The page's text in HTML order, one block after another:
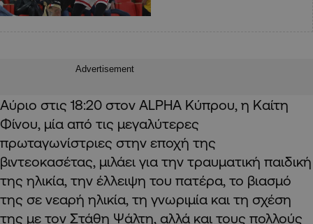
Advertisement
Αύριο στις 18:20 στον ALPHA Κύπρου, η Καίτη
Φίνου, μία από τις μεγαλύτερες
πρωταγωνίστριες στην εποχή της
βιντεοκασέτας, μιλάει για την τραυματική παιδική
της ηλικία, την έλλειψη του πατέρα, το βιασμό
της σε νεαρή ηλικία, τη γνωριμία και τη σχέση
της με τον Στάθη Ψάλτη, αλλά και τους πολλούς